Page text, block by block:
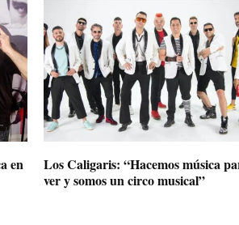
en
Los Caligaris: “Hacemos música
ver y somos un circo musical”